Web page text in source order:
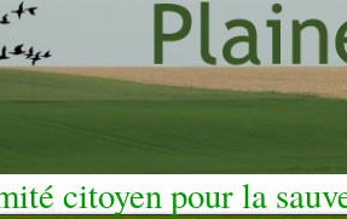
citoyen pour la